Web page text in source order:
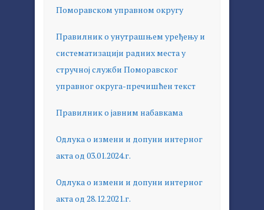
Поморавском управном округу
Правилник о унутрашњем уређењу и
систематизацији радних места у
стручној служби Поморавског
управног округа-пречишћен текст
Правилник о јавним набавкама
Одлука о измени и допуни интерног
акта од 03.01.2024.г.
Одлука о измени и допуни интерног
акта од 28.12.2021.г.